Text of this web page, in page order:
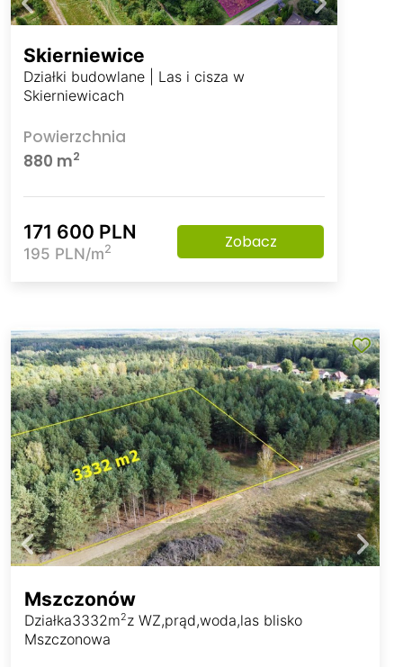
Skierniewice
Działki budowlane | Las i cisza w
Skierniewicach
Powierzchnia
880 m2
171 600 PLN
195 PLN/m2 Zobacz
Mszczonów
Działka3332m2z WZ,prąd,woda,las blisko
Mszczonowa